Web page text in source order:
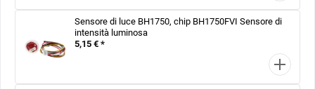
Sensore di luce BH1750, chip BH1750FVI Sensore di
intensità luminosa
5,15 € *